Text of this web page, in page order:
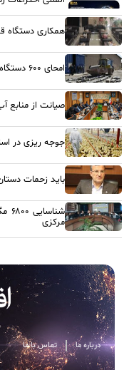
همکاری دستگاه
امحای ۶۰۰ دستگاه ماینر غیرمجاز در استان مرکزی
صیانت از منابع
جوجه ریزی در استان
باید زحمات
مرکزی
درباره ما تماس با ما